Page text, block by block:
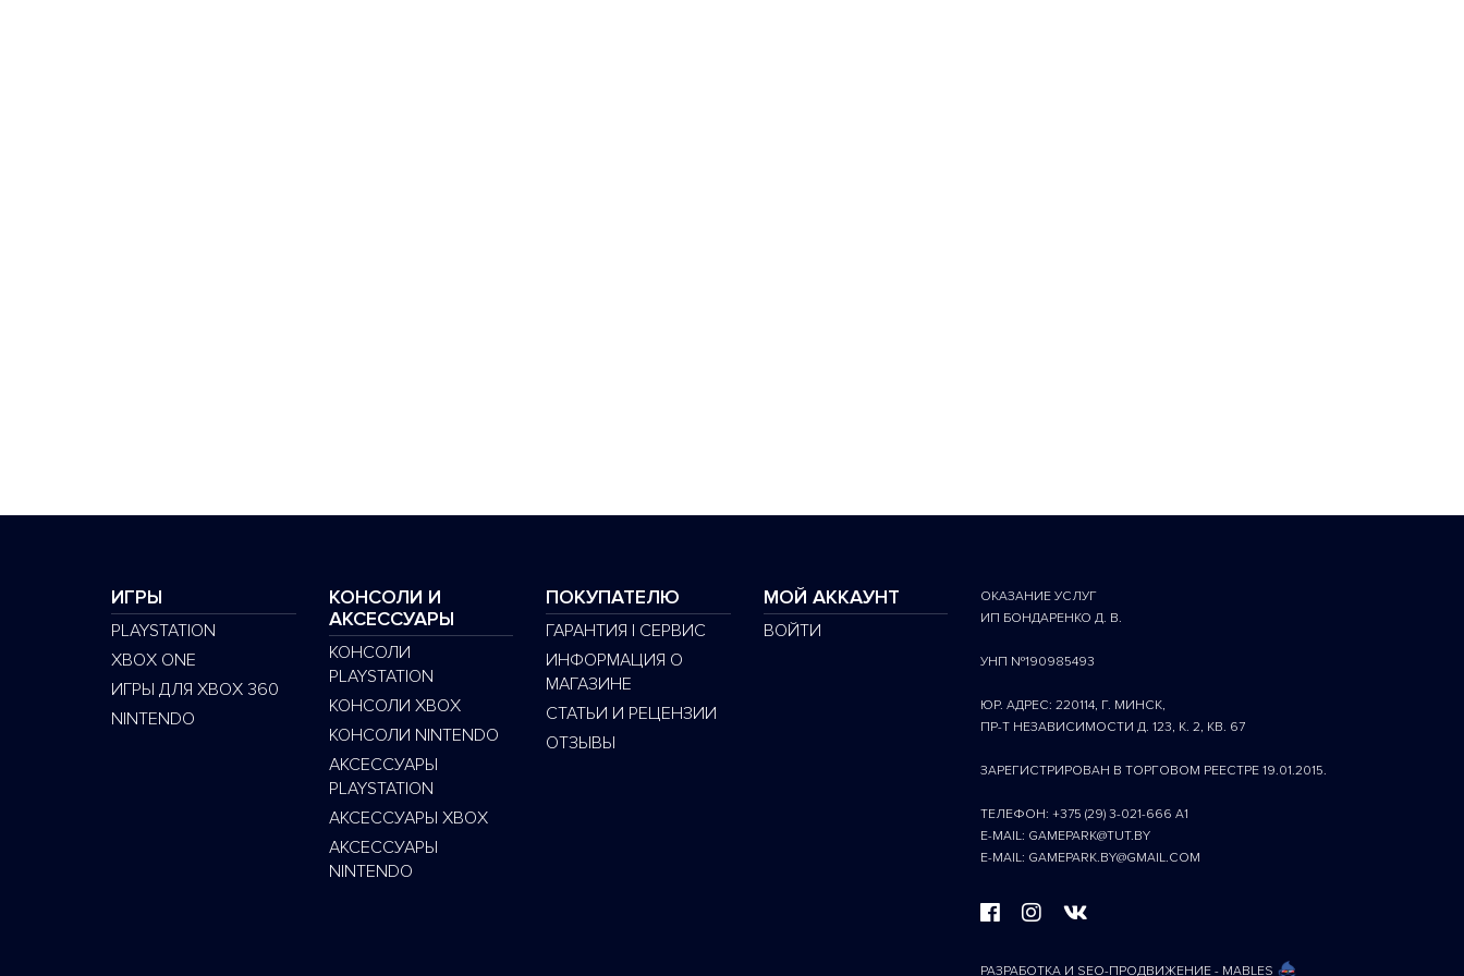
ИГРЫ
PLAYSTATION
XBOX ONE
ИГРЫ ДЛЯ XBOX 360
NINTENDO
КОНСОЛИ И
АКСЕССУАРЫ
КОНСОЛИ
PLAYSTATION
КОНСОЛИ XBOX
КОНСОЛИ NINTENDO
АКСЕССУАРЫ
PLAYSTATION
АКСЕССУАРЫ XBOX
АКСЕССУАРЫ
NINTENDO
ПОКУПАТЕЛЮ
ГАРАНТИЯ | СЕРВИС
ИНФОРМАЦИЯ О
МАГАЗИНЕ
СТАТЬИ И РЕЦЕНЗИИ
ОТЗЫВЫ
МОЙ АККАУНТ
ВОЙТИ
ОКАЗАНИЕ УСЛУГ
ИП БОНДАРЕНКО Д. В.
УНП №190985493
ЮР. АДРЕС: 220114, Г. МИНСК,
ПР-Т НЕЗАВИСИМОСТИ Д. 123, К. 2, КВ. 67
ЗАРЕГИСТРИРОВАН В ТОРГОВОМ РЕЕСТРЕ 19.01.2015.
ТЕЛЕФОН: +375 (29) 3-021-666 A1
E-MAIL: GAMEPARK@TUT.BY
E-MAIL: GAMEPARK.BY@GMAIL.COM
РАЗРАБОТКА И SEO-ПРОДВИЖЕНИЕ - MABLES